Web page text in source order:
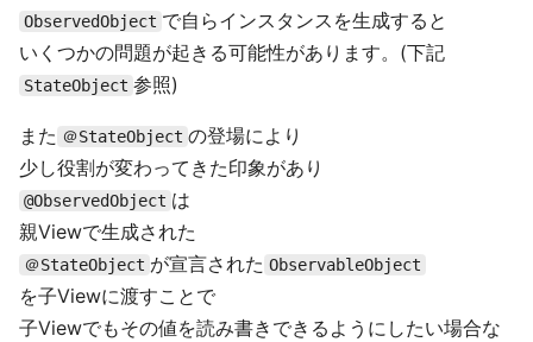
ObservedObject で自らインスタンスを生成すると
いくつかの問題が起きる可能性があります。(下記
StateObject 参照)
また ＠StateObject の登場により
少し役割が変わってきた印象があり
@ObservedObject は
親Viewで生成された
＠StateObject が宣言された ObservableObject
を子Viewに渡すことで
子Viewでもその値を読み書きできるようにしたい場合な